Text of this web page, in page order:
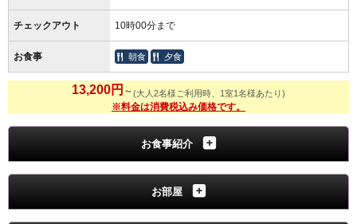
チェックアウト 10時00分まで
お食事 朝食 夕食
13,200円 ～(大人2名様ご利用時、1室1名様あたり)
※料金は消費税込み価格です。
お食事紹介
お部屋